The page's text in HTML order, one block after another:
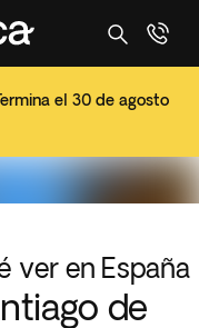
el 30 de agosto
ver en España
de